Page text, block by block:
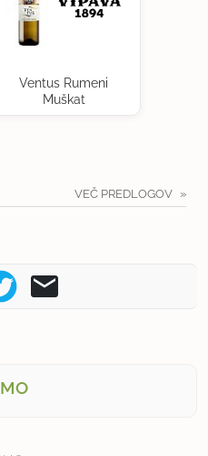
Ventus Rumeni
Muškat
VEČ PREDLOGOV